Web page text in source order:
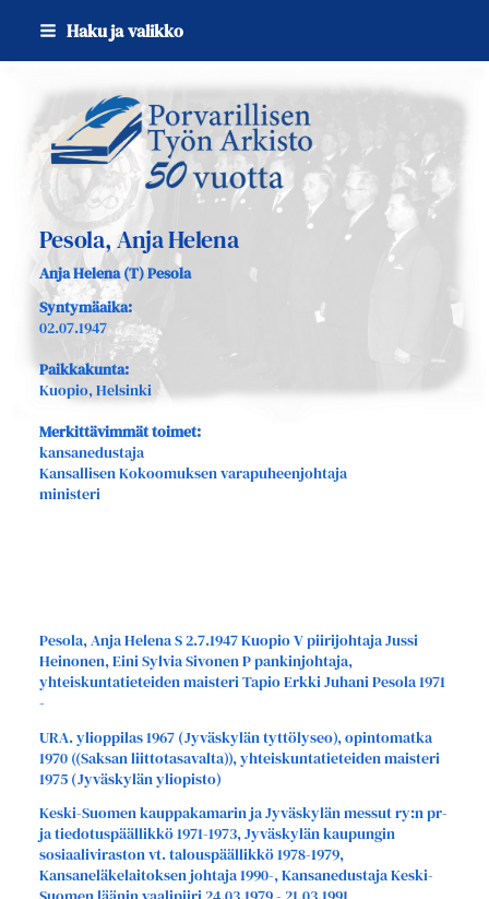
Siirry
sivun
sisältöön
Haku ja valikko
Sivuston etusivulle
Pesola, Anja Helena
Anja Helena (T) Pesola
Syntymäaika:
02.07.1947
Paikkakunta:
Kuopio, Helsinki
Merkittävimmät toimet:
kansanedustaja
Kansallisen Kokoomuksen varapuheenjohtaja
ministeri
Pesola, Anja Helena S 2.7.1947 Kuopio V piirijohtaja Jussi
Heinonen, Eini Sylvia Sivonen P pankinjohtaja,
yhteiskuntatieteiden maisteri Tapio Erkki Juhani Pesola 1971
-
URA. ylioppilas 1967 (Jyväskylän tyttölyseo), opintomatka
1970 ((Saksan liittotasavalta)), yhteiskuntatieteiden maisteri
1975 (Jyväskylän yliopisto)
Keski-Suomen kauppakamarin ja Jyväskylän messut ry:n pr-
ja tiedotuspäällikkö 1971-1973, Jyväskylän kaupungin
sosiaaliviraston vt. talouspäällikkö 1978-1979,
Kansaneläkelaitoksen johtaja 1990-, Kansanedustaja Keski-